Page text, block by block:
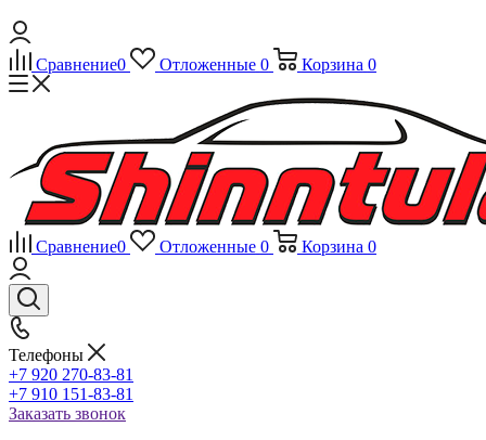
Сравнение0 Отложенные 0 Корзина 0
Сравнение0 Отложенные 0 Корзина 0
Телефоны
+7 920 270-83-81
+7 910 151-83-81
Заказать звонок